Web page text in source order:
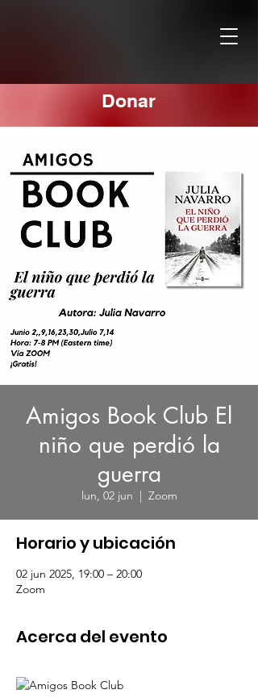
Donar
Amigos Book Club El
niño que perdió la
guerra
lun, 02 jun
  |
Zoom
Horario y ubicación
02 jun 2025, 19:00 – 20:00
Zoom
Acerca del evento